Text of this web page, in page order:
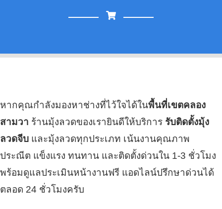
หากคุณกำลังมองหาช่างที่ไว้ใจได้ในพื้นที่เขตคลอง
สามวา ร้านมุ้งลวดของเรายินดีให้บริการ รับติดตั้งมุ้ง
ลวดจีบ และมุ้งลวดทุกประเภท เน้นงานคุณภาพ
ประณีต แข็งแรง ทนทาน และติดตั้งด่วนใน 1-3 ชั่วโมง
พร้อมดูแลประเมินหน้างานฟรี แอดไลน์ปรึกษาด่วนได้
ตลอด 24 ชั่วโมงครับ